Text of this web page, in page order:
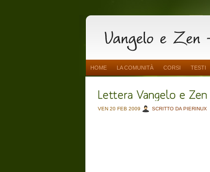
HOME LA COMUNITÀ CORSI TESTI
VEN 20 FEB 2009 SCRITTO DA PIERINUX